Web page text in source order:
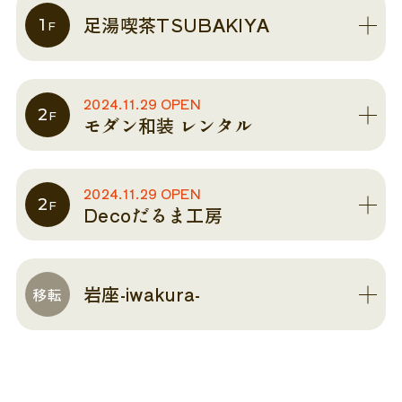
足湯喫茶
モダン和装レンタル
1 F 足湯喫茶TSUBAKIYA
2F
2024.11.29 OPEN
モダン和装 レンタル
2F
2024.11.29 OPEN
Decoだるま工房
移転 岩座-iwakura-